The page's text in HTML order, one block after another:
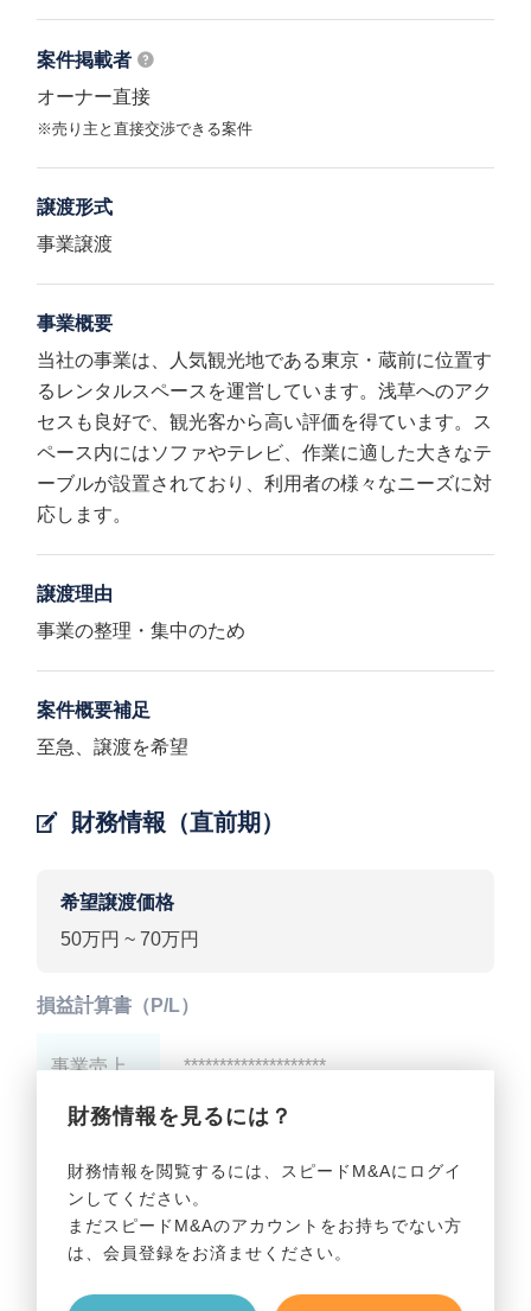
案件掲載者
オーナー直接
※売り主と直接交渉できる案件
譲渡形式
事業譲渡
事業概要
当社の事業は、人気観光地である東京・蔵前に位置す
るレンタルスペースを運営しています。浅草へのアク
セスも良好で、観光客から高い評価を得ています。ス
ペース内にはソファやテレビ、作業に適した大きなテ
ーブルが設置されており、利用者の様々なニーズに対
応します。
譲渡理由
事業の整理・集中のため
案件概要補足
至急、譲渡を希望
財務情報（直前期）
希望譲渡価格
50万円 ~ 70万円
財務情報を見るには？
財務情報を閲覧するには、スピードM&Aにログイ
ンしてください。
まだスピードM&Aのアカウントをお持ちでない方
は、会員登録をお済ませください。
損益計算書（P/L）
事業売上 ********************
事業利益 ********************
貸借対照表（B/S）
事業資産 ********************